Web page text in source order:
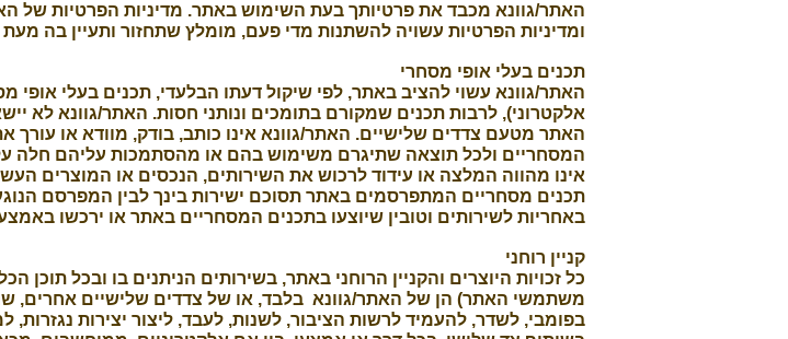
האתר/גוונא מכבד את פרטיותך בעת השימוש באתר. מדיניות הפרטיות של
ומדיניות הפרטיות עשויה להשתנות מדי פעם, מומלץ שתחזור ותעיין בה
תכנים בעלי אופי מסחרי
האתר/גוונא עשוי להציב באתר, לפי שיקול דעתו הבלעדי, תכנים בעלי אופי
אלקטרוני), לרבות תכנים שמקורם בתומכים ונותני חסות. האתר/גוונא לא
האתר מטעם צדדים שלישיים. האתר/גוונא אינו כותב, בודק, מוודא או
המסחריים ולכל תוצאה שתיגרם משימוש בהם או מהסתמכות עליהם חלה
אינו מהווה המלצה או עידוד לרכוש את השירותים, הנכסים או המוצרים
תכנים מסחריים המתפרסמים באתר תסוכם ישירות בינך לבין המפרסם
באחריות לשירותים וטובין שיוצעו בתכנים המסחריים באתר או ירכשו
קניין רוחני
כל זכויות היוצרים והקניין הרוחני באתר, בשירותים הניתנים בו ובכל תוכן
משתמשי האתר) הן של האתר/גוונא בלבד, או של צדדים שלישיים אחרים,
בפומבי, לשדר, להעמיד לרשות הציבור, לשנות, לעבד, ליצור יצירות נגזרות,